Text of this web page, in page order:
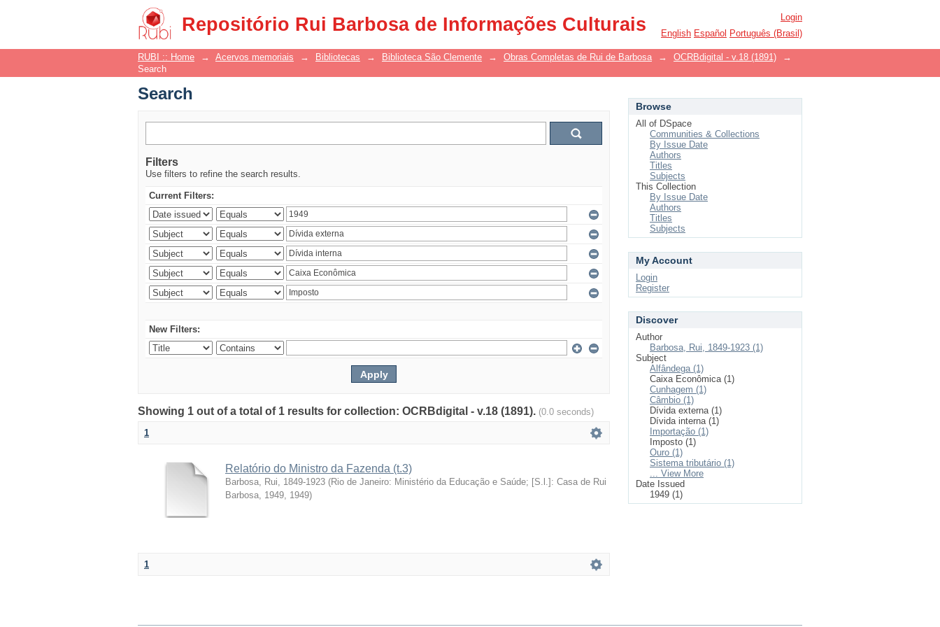
Repositório Rui Barbosa de Informações Culturais
Search
Login
English Español Português (Brasil)
RUBI :: Home → Acervos memoriais → Bibliotecas → Biblioteca São Clemente → Obras Completas de Rui de Barbosa → OCRBdigital - v.18 (1891)
→
Search
Search
Filters
Use filters to refine the search results.
Current Filters:
New Filters:
Showing 1 out of a total of 1 results for collection: OCRBdigital - v.18 (1891). (0.0 seconds)
1
Relatório do Ministro da Fazenda (t.3)
Barbosa, Rui, 1849-1923 (Rio de Janeiro: Ministério da Educação e Saúde; [S.l.]: Casa de Rui
Barbosa, 1949, 1949)
1
Browse
All of DSpace
Communities & Collections
By Issue Date
Authors
Titles
Subjects
This Collection
By Issue Date
Authors
Titles
Subjects
My Account
Login
Register
Discover
Author
Barbosa, Rui, 1849-1923 (1)
Subject
Alfândega (1)
Caixa Econômica (1)
Cunhagem (1)
Câmbio (1)
Dívida externa (1)
Dívida interna (1)
Importação (1)
Imposto (1)
Ouro (1)
Sistema tributário (1)
... View More
Date Issued
1949 (1)